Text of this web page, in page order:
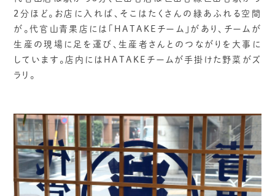
2分ほど。お店に入れば、そこはたくさんの緑あふれる空間
が。代官山青果店には「HATAKEチーム」があり、チームが
生産の現場に足を運び、生産者さんとのつながりを大事に
しています。店内にはHATAKEチームが手掛けた野菜がズ
ラリ。